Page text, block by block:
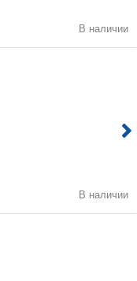
В наличии
В наличии